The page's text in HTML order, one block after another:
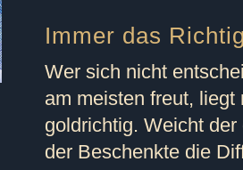
Immer das
Wer sich nicht
am meisten freut,
goldrichtig. Weicht
der Beschenkte die